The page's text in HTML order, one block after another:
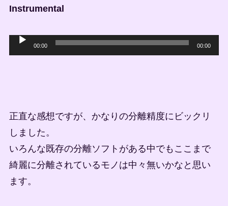
ー
Instrumental
ー
00:00 00:00
正直な感想ですが、かなりの分離精度にビックリ
しました。
いろんな既存の分離ソフトがある中でもここまで
綺麗に分離されているモノは中々無いかなと思い
ます。